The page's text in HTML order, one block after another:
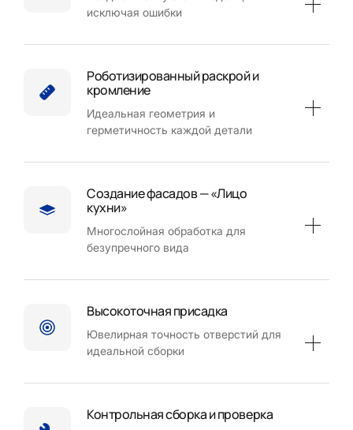
исключая ошибки
Роботизированный раскрой и
кромление
Идеальная геометрия и
герметичность каждой детали
Создание фасадов — «Лицо
кухни»
Многослойная обработка для
безупречного вида
Высокоточная присадка
Ювелирная точность отверстий для
идеальной сборки
Контрольная сборка и проверка